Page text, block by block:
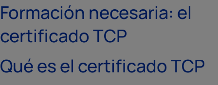
Formación necesaria: el
certificado TCP
Qué es el certificado TCP